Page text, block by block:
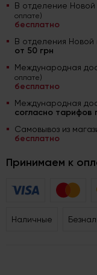
В отделение Новой
оплате)
бесплатно
В отделения Новой
от 50 грн
Международная
оплате)
бесплатно
Международная
согласно тарифов
Самовывоз из
бесплатно
Принимаем к
Наличные